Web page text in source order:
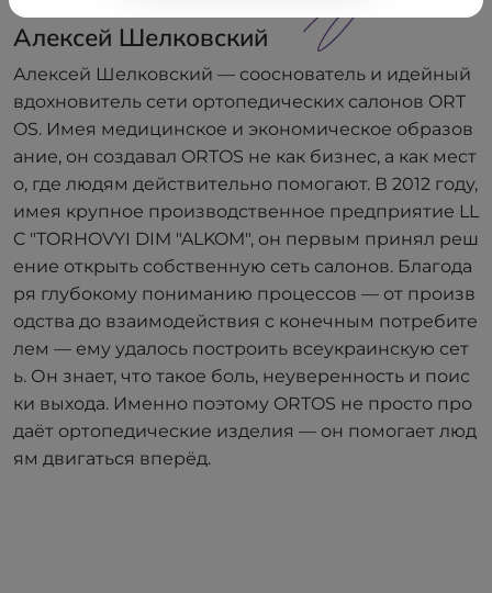
Алексей Шелковский
Алексей Шелковский — сооснователь и идейный
вдохновитель сети ортопедических салонов ORT
OS. Имея медицинское и экономическое образов
ание, он создавал ORTOS не как бизнес, а как мест
о, где людям действительно помогают. В 2012 году,
имея крупное производственное предприятие LL
C "TORHOVYI DIM "ALKOM", он первым принял реш
ение открыть собственную сеть салонов. Благода
ря глубокому пониманию процессов — от произв
одства до взаимодействия с конечным потребите
лем — ему удалось построить всеукраинскую сет
ь. Он знает, что такое боль, неуверенность и поис
ки выхода. Именно поэтому ORTOS не просто про
даёт ортопедические изделия — он помогает люд
ям двигаться вперёд.